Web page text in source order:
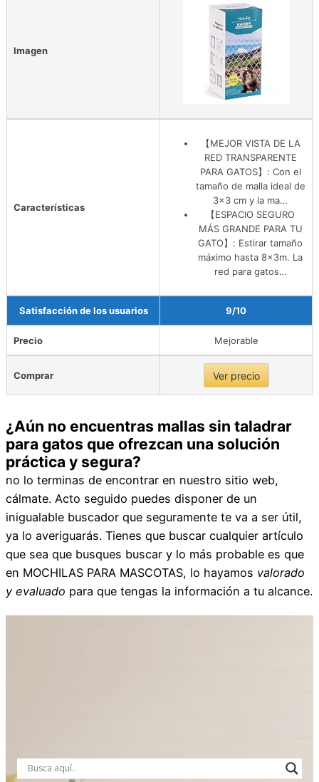
Imagen
Características
【MEJOR VISTA DE LA
RED TRANSPARENTE
PARA GATOS】: Con el
tamaño de malla ideal de
3×3 cm y la ma…
【ESPACIO SEGURO
MÁS GRANDE PARA TU
GATO】: Estirar tamaño
máximo hasta 8x3m. La
red para gatos…
Satisfacción de los usuarios 9/10
Precio Mejorable
Comprar Ver precio
¿Aún no encuentras mallas sin taladrar
para gatos que ofrezcan una solución
práctica y segura?
no lo terminas de encontrar en nuestro sitio web,
cálmate. Acto seguido puedes disponer de un
inigualable buscador que seguramente te va a ser útil,
ya lo averiguarás. Tienes que buscar cualquier artículo
que sea que busques buscar y lo más probable es que
en MOCHILAS PARA MASCOTAS, lo hayamos valorado
y evaluado para que tengas la información a tu alcance.